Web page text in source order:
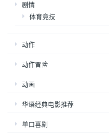
剧情
体育竞技
动作
动作冒险
动画
华语经典电影推荐
单口喜剧